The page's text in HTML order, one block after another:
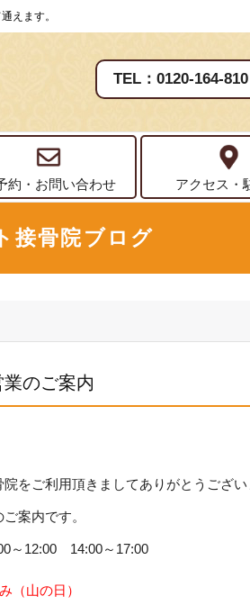
えます。
TEL：0120-164-810
約・お問い合わせ アクセス・
接骨院ブログ
のご案内
院をご利用頂きましてありがとうござ
案内です。
～12:00 14:00～17:00
（山の日）